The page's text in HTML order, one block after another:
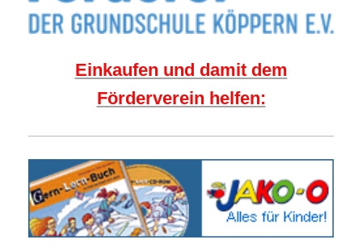
Einkaufen und damit dem
Förderverein helfen: